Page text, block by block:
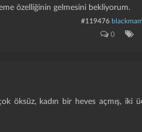
özelliğinin gelmesini bekliyorum.
#119476
0
öksüz, kadın bir heves açmış, iki